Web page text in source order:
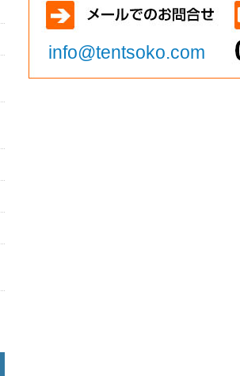
info@tentsoko.com